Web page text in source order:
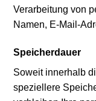
Verarbeitung von
Namen, E-Mail-
Speicherdauer
Soweit innerhalb
speziellere